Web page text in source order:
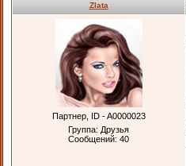
Zlata
Партнер, ID - A0000023
Группа: Друзья
Сообщений: 40